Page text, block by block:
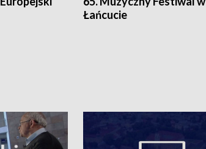
Łańcucie